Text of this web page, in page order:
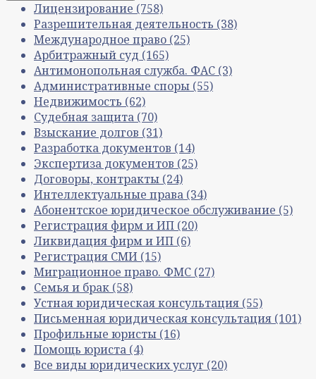
Лицензирование (758)
Разрешительная деятельность (38)
Международное право (25)
Арбитражный суд (165)
Антимонопольная служба. ФАС (3)
Административные споры (55)
Недвижимость (62)
Судебная защита (70)
Взыскание долгов (31)
Разработка документов (14)
Экспертиза документов (25)
Договоры, контракты (24)
Интеллектуальные права (34)
Абонентское юридическое обслуживание (5)
Регистрация фирм и ИП (20)
Ликвидация фирм и ИП (6)
Регистрация СМИ (15)
Миграционное право. ФМС (27)
Семья и брак (58)
Устная юридическая консультация (55)
Письменная юридическая консультация (101)
Профильные юристы (16)
Помощь юриста (4)
Все виды юридических услуг (20)